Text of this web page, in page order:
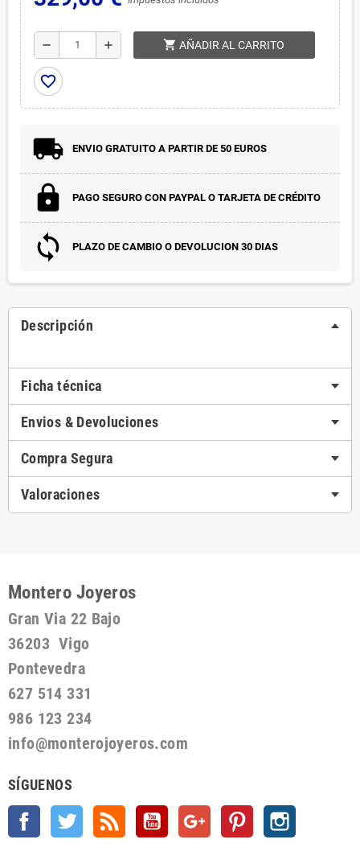
remove add shopping_cart AÑADIR AL CARRITO
favorite_border
ENVIO GRATUITO A PARTIR DE 50 EUROS
PAGO SEGURO CON PAYPAL O TARJETA DE CRÉDITO
PLAZO DE CAMBIO O DEVOLUCION 30 DIAS
Descripción
Ficha técnica
Envios & Devoluciones
Compra Segura
Valoraciones
Montero Joyeros
Gran Via 22 Bajo
36203 Vigo
Pontevedra
627 514 331
986 123 234
info@monterojoyeros.com
SÍGUENOS
Facebook Twitter YouTube Google + Pinterest